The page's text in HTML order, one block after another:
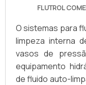
FLUTROL
O sistemas para
limpeza interna
vasos de
equipamento
de fluido auto-